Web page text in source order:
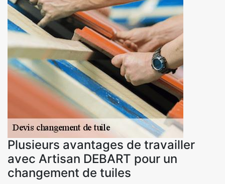
Plusieurs avantages de travailler
avec Artisan DEBART pour un
changement de tuiles